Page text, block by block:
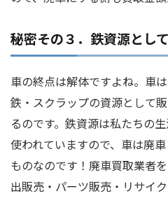
秘密その３．鉄資源とし
車の終点は解体ですよね。車
鉄・スクラップの資源として
るのです。鉄資源は私たちの
使われていますので、車は廃
ものなのです！廃車買取業者
出販売・パーツ販売・リサイ